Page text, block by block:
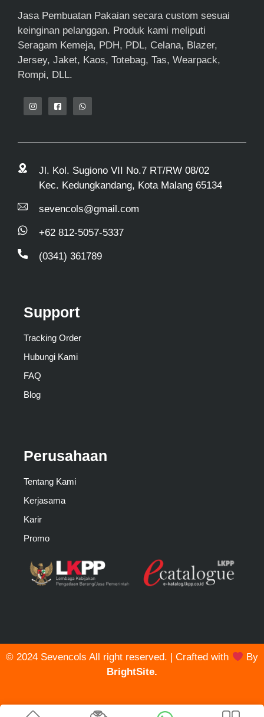
Jasa Pembuatan Pakaian secara custom sesuai
keinginan pelanggan. Produk kami meliputi
Seragam Kemeja, PDH, PDL, Celana, Blazer,
Jersey, Jaket, Kaos, Totebag, Tas, Wearpack,
Rompi, DLL.
Jl. Kol. Sugiono VII No.7 RT/RW 08/02
Kec. Kedungkandang, Kota Malang 65134
sevencols@gmail.com
+62 812-5057-5337
(0341) 361789
Support
Tracking Order
Hubungi Kami
FAQ
Blog
Perusahaan
Tentang Kami
Kerjasama
Karir
Promo
© 2024 Sevencols All right reserved. | Crafted with
By
BrightSite.